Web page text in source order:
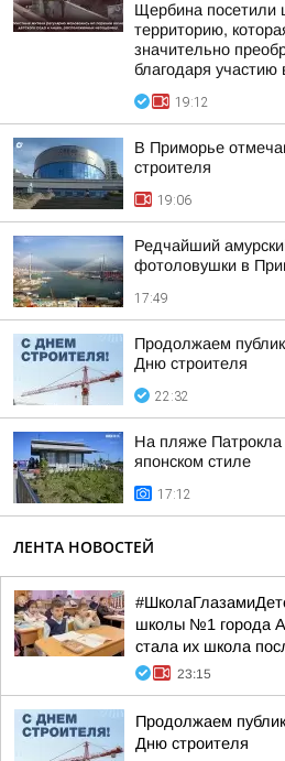
Щербина
территорию,
значительно
благодаря участию
19:12
В Приморье
строителя
19:06
Редчайший
фотоловушки в
17:49
Продолжаем
Дню строителя
22:32
На пляже Патрокла
японском стиле
17:12
ЛЕНТА НОВОСТЕЙ
школы №1 города
стала их школа
23:15
Продолжаем
Дню строителя